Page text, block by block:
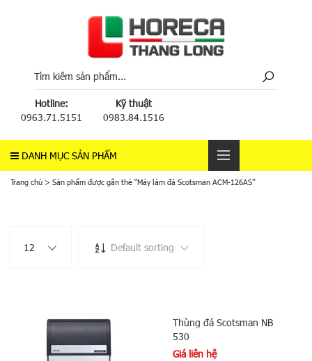
Hotline:
0963.71.5151
Kỹ thuật
0983.84.1516
DANH MỤC SẢN PHẨM
Trang chủ > Sản phẩm được gắn thẻ “Máy làm đá Scotsman ACM-126AS”
12 Default sorting
Thùng đá Scotsman NB
530
Giá liên hệ